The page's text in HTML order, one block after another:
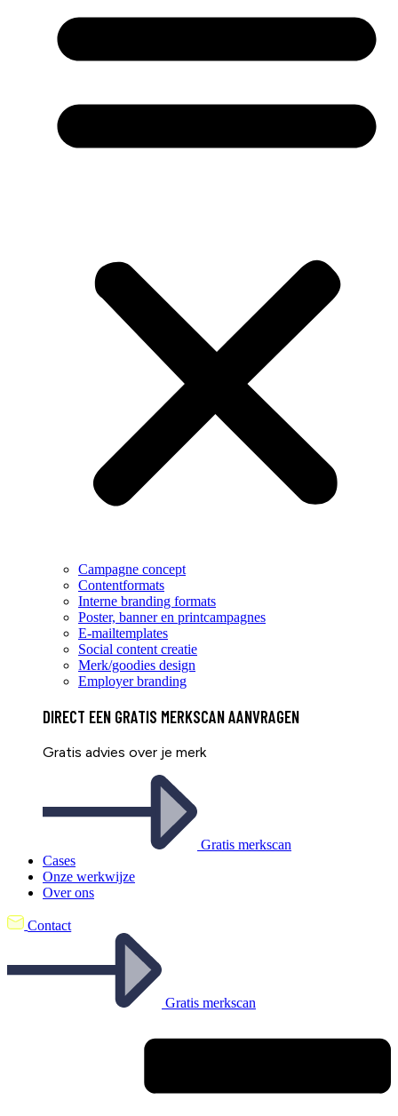
Campagne concept
Contentformats
Interne branding formats
Poster, banner en printcampagnes
E-mailtemplates
Social content creatie
Merk/goodies design
Employer branding
DIRECT EEN GRATIS MERKSCAN AANVRAGEN
Gratis advies over je merk
Gratis merkscan
Cases
Onze werkwijze
Over ons
Contact
Gratis merkscan